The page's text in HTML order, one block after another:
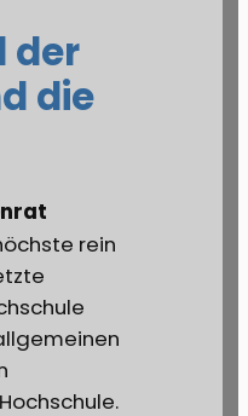
der
die
rein